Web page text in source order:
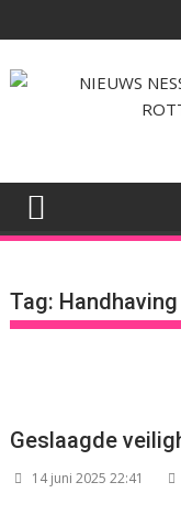
naar
de
inhoud
Tag: Handhaving
Geslaagde
14 juni 2025 22:41